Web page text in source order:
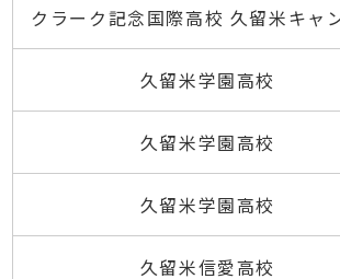
クラーク記念国際高校 久留米キャ
久留米学園高校
久留米学園高校
久留米学園高校
久留米信愛高校